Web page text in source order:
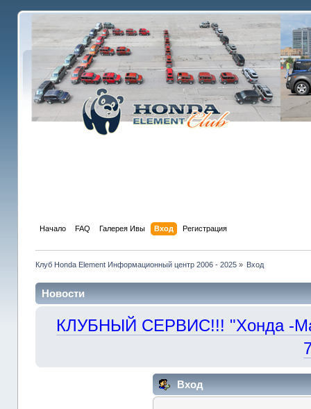
Начало FAQ Галерея Ивы Вход Регистрация
Клуб Honda Element Информационный центр 2006 - 2025» Вход
Новости
КЛУБНЫЙ СЕРВИС!!! "Хонда -
Вход